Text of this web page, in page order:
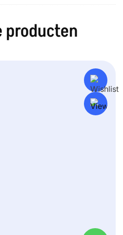
producten